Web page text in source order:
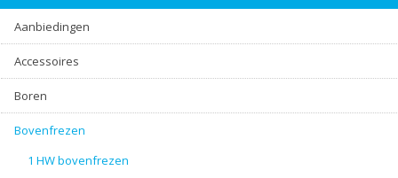
Aanbiedingen
Accessoires
Boren
Bovenfrezen
1 HW bovenfrezen